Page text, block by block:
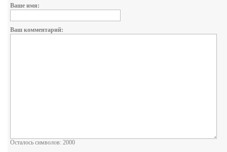
Ваше имя:
Ваш комментарий:
Осталось символов: 2000